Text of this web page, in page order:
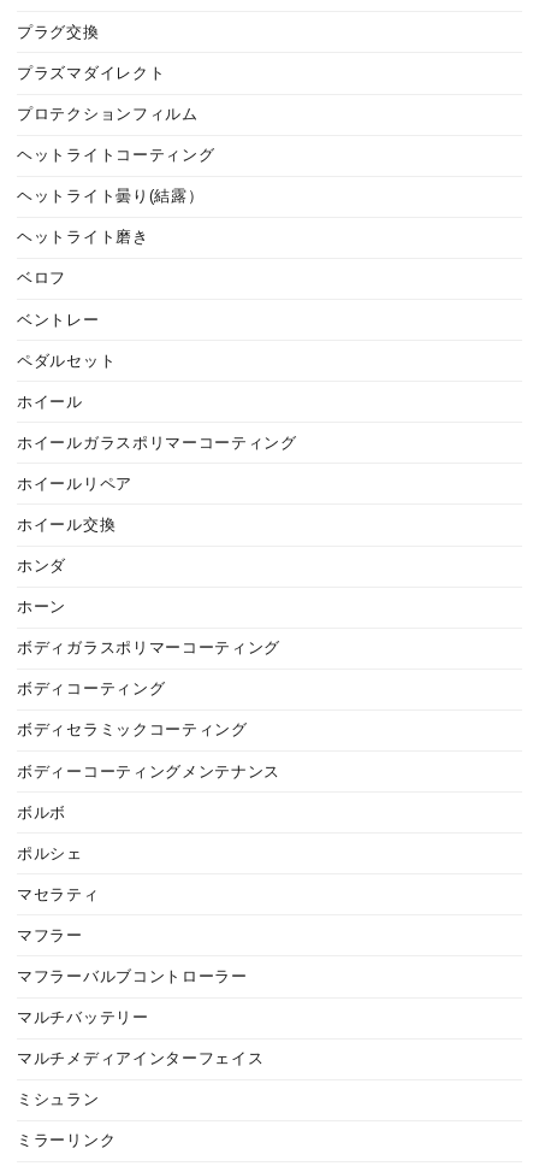
プラグ交換
プラズマダイレクト
プロテクションフィルム
ヘットライトコーティング
ヘットライト曇り(結露）
ヘットライト磨き
ベロフ
ベントレー
ペダルセット
ホイール
ホイールガラスポリマーコーティング
ホイールリペア
ホイール交換
ホンダ
ホーン
ボディガラスポリマーコーティング
ボディコーティング
ボディセラミックコーティング
ボディーコーティングメンテナンス
ボルボ
ポルシェ
マセラティ
マフラー
マフラーバルブコントローラー
マルチバッテリー
マルチメディアインターフェイス
ミシュラン
ミラーリンク